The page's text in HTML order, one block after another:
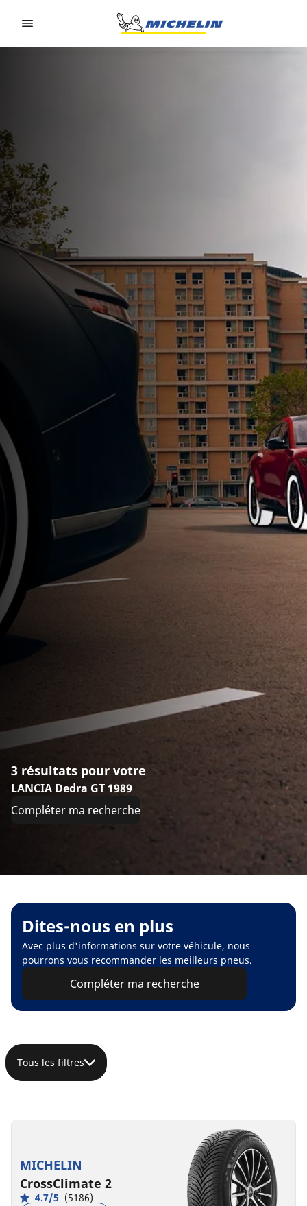
3 résultats pour votre
LANCIA Dedra GT 1989
Compléter ma recherche
Dites-nous en plus
Avec plus d'informations sur votre véhicule, nous
pourrons vous recommander les meilleurs pneus.
Compléter ma recherche
Tous les filtres
MICHELIN
CrossClimate 2
4.7/5 (5186)